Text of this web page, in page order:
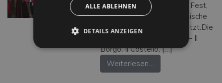
August ist ein vier­tägiges Fest,
das Besucher und Einheimische
ins Mittelalter zurückversetzt.Die
verschiedenen Stadtteile – Il
Borgo, Il Castello, […]
Weiterlesen…
ALLE ABLEHNEN
DETAILS ANZEIGEN